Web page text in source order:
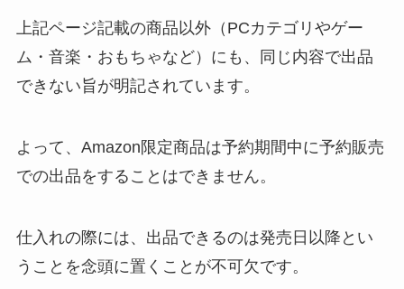
上記ページ記載の商品以外（PCカテゴリやゲー
ム・音楽・おもちゃなど）にも、同じ内容で出品
できない旨が明記されています。
よって、Amazon限定商品は予約期間中に予約販売
での出品をすることはできません。
仕入れの際には、出品できるのは発売日以降とい
うことを念頭に置くことが不可欠です。